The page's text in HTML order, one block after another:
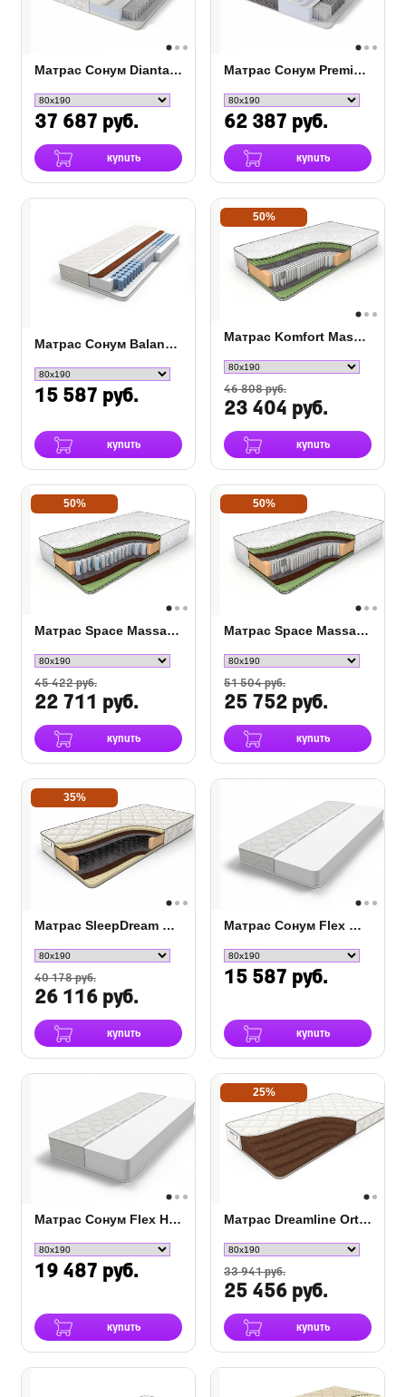
Матрас Сонум Dianta Soft
37 687 руб.
купить
Матрас Сонум Premier Soft
62 387 руб.
купить
Матрас Сонум Balance Optima
15 587 руб.
купить
50%
Матрас Komfort Massage S-2000
46 808 руб.
23 404 руб.
купить
50%
Матрас Space Massage DS
45 422 руб.
22 711 руб.
купить
50%
Матрас Space Massage S-2000
51 504 руб.
25 752 руб.
купить
35%
Матрас SleepDream Medium Bonnel
40 178 руб.
26 116 руб.
купить
Матрас Сонум Flex Middle
15 587 руб.
купить
Матрас Сонум Flex Hard
19 487 руб.
купить
25%
Матрас Dreamline Orto-15
33 941 руб.
25 456 руб.
купить